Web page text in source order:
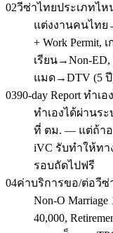
02วีซ่าไทยประเภทไ
แต่งงานคนไทย
+ Work Permit,
เรียน→Non-
แมด→DTV (5
0390-day Report ทำ
ทำเองได้ผ่านระ
ที่ ตม. — แต่ถ้าอ
iVC รับทำให้ทา
รอบถัดไปฟรี
04ค่าบริการขอ/ต่อวีซ่
Non-O Marriage
40,000,